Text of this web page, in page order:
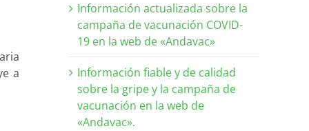
a
Información actualizada sobre la
campaña de vacunación COVID-
19 en la web de «Andavac»
Información fiable y de calidad
sobre la gripe y la campaña de
vacunación en la web de
«Andavac».